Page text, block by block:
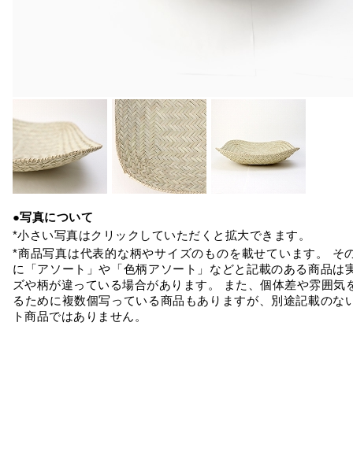
●写真について
*小さい写真はクリックしていただくと拡大できます。
*商品写真は代表的な柄やサイズのものを載せています。 そ
に「アソート」や「色柄アソート」などと記載のある商品は
ズや柄が違っている場合があります。 また、個体差や雰囲気
るために複数個写っている商品もありますが、別途記載のな
ト商品ではありません。